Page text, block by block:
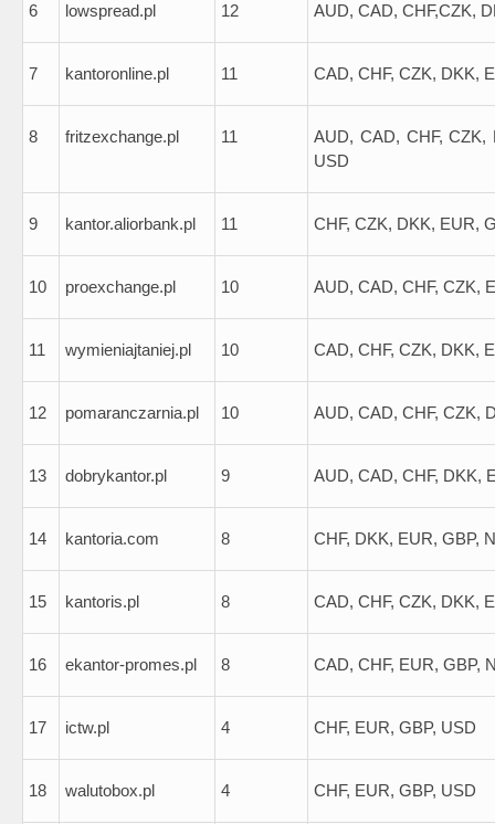
6 lowspread.pl 12 AUD, CAD, CHF,CZK,
7 kantoronline.pl 11 CAD, CHF, CZK, DKK,
8 fritzexchange.pl 11
AUD, CAD, CHF, CZK,
USD
9 kantor.aliorbank.pl 11 CHF, CZK, DKK, EUR,
10 proexchange.pl 10 AUD, CAD, CHF, CZK,
11 wymieniajtaniej.pl 10 CAD, CHF, CZK, DKK,
12 pomaranczarnia.pl 10 AUD, CAD, CHF, CZK,
13 dobrykantor.pl 9 AUD, CAD, CHF, DKK,
14 kantoria.com 8 CHF, DKK, EUR, GBP,
15 kantoris.pl 8 CAD, CHF, CZK, DKK,
16 ekantor-promes.pl 8 CAD, CHF, EUR, GBP,
17 ictw.pl 4 CHF, EUR, GBP, USD
18 walutobox.pl 4 CHF, EUR, GBP, USD